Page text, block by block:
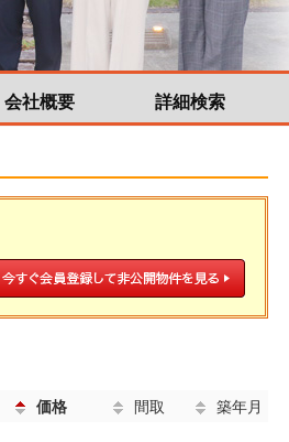
会社概要 詳細検索
価格 間取 築年月